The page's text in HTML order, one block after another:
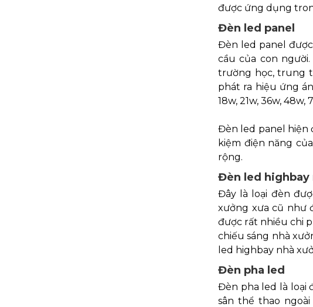
được ứng dụng
Đèn led panel
Đèn led panel
cầu của con
trường học, trung
phát ra hiệu ứng
18w, 21w, 36w, 48w,
Đèn led panel hiện
kiệm điện năng
rộng.
Đèn led highbay
Đây là loại đèn
xưởng xưa cũ như
được rất nhiều chi
chiếu sáng nhà
led highbay nhà
Đèn pha led
Đèn pha led là loại
sân thể thao